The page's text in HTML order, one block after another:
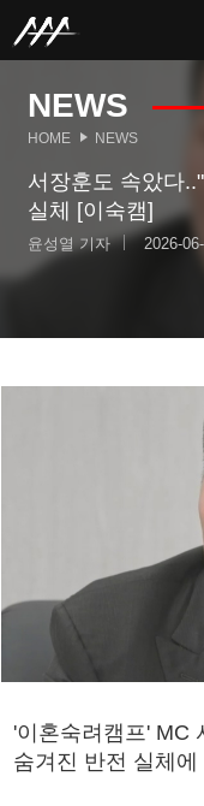
NEWS
HOME NEWS
서장훈도 속았다
실체 [이숙캠]
윤성열 기자 2026-
'이혼숙려캠프' MC
숨겨진 반전 실체